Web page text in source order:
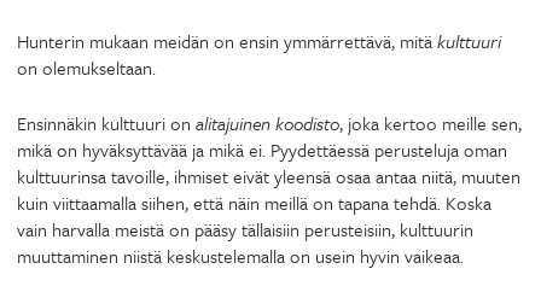
Hunterin mukaan meidän on ensin ymmärrettävä, mitäkulttuuri
on olemukseltaan.
Ensinnäkin kulttuuri on alitajuinen koodisto, joka kertoo meille sen,
mikä on hyväksyttävää ja mikä ei. Pyydettäessä perusteluja oman
kulttuurinsa tavoille, ihmiset eivät yleensä osaa antaa niitä, muuten
kuin viittaamalla siihen, että näin meillä on tapana tehdä. Koska
vain harvalla meistä on pääsy tällaisiin perusteisiin, kulttuurin
muuttaminen niistä keskustelemalla on usein hyvin vaikeaa.